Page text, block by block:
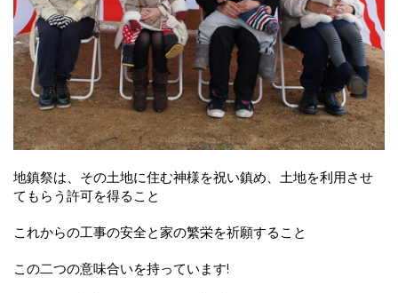
地鎮祭は、その土地に住む神様を祝い鎮め、土地を利用させ
てもらう許可を得ること
これからの工事の安全と家の繁栄を祈願すること
この二つの意味合いを持っています!